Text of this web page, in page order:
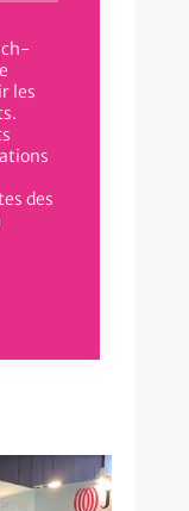
les
des